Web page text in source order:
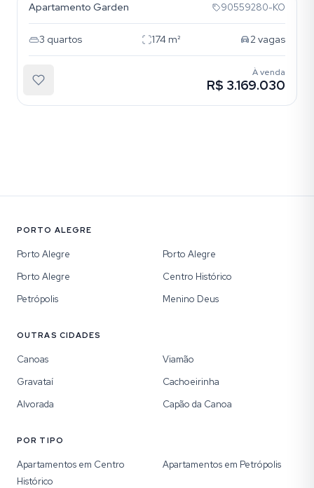
Apartamento Garden 90559280-KO
3 quartos 174 m² 2vagas
À venda
R$ 3.169.030
PORTO ALEGRE
Porto Alegre
Porto Alegre
Porto Alegre
Centro Histórico
Petrópolis
Menino Deus
OUTRAS CIDADES
Canoas
Viamão
Gravataí
Cachoeirinha
Alvorada
Capão da Canoa
POR TIPO
Apartamentos em Centro
Histórico
Apartamentos em Petrópolis